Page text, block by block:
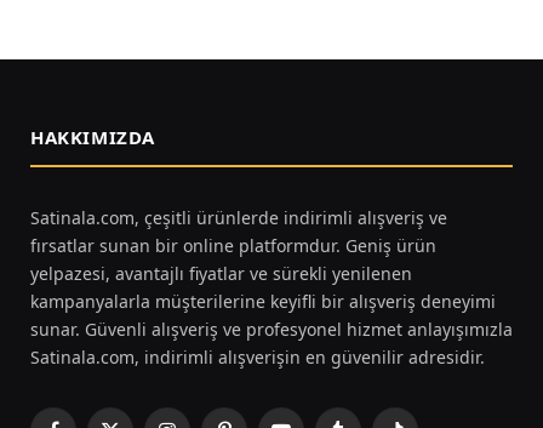
HAKKIMIZDA
Satinala.com, çeşitli ürünlerde indirimli alışveriş ve
fırsatlar sunan bir online platformdur. Geniş ürün
yelpazesi, avantajlı fiyatlar ve sürekli yenilenen
kampanyalarla müşterilerine keyifli bir alışveriş deneyimi
sunar. Güvenli alışveriş ve profesyonel hizmet anlayışımızla
Satinala.com, indirimli alışverişin en güvenilir adresidir.